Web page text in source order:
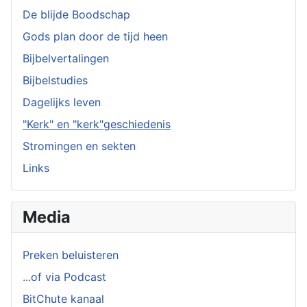
De blijde Boodschap
Gods plan door de tijd heen
Bijbelvertalingen
Bijbelstudies
Dagelijks leven
"Kerk" en "kerk"geschiedenis
Stromingen en sekten
Links
Media
Preken beluisteren
...of via Podcast
BitChute kanaal